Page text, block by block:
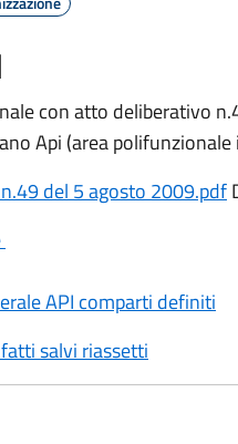
con atto deliberativo
Api (area polifunzionale
del 5 agosto 2009.pdf
API comparti definiti
salvi riassetti